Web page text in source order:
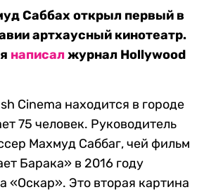
Саббах открыл первый в
артхаусный кинотеатр.
написалжурнал Hollywood
Cinema находится в городе
75 человек. Руководитель
Махмуд Саббаг, чей фильм
Барака» в 2016 году
«Оскар». Это вторая картина